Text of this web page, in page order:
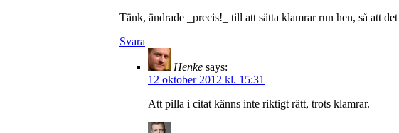
Tänk, ändrade _precis!_ till att sätta klamrar run hen, så att
Svara
Henke says:
12 oktober 2012 kl. 15:31
Att pilla i citat känns inte riktigt rätt, trots klamrar.